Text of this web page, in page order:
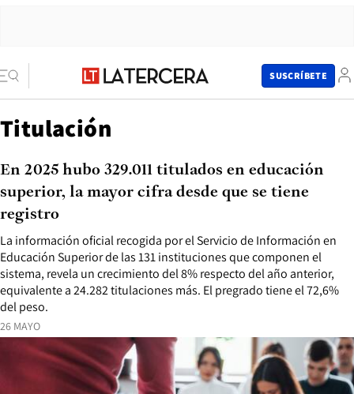
SUSCRÍBETE
Titulación
26 MAYO
La información oficial recogida por el Servicio de Información en
Educación Superior de las 131 instituciones que componen el
sistema, revela un crecimiento del 8% respecto del año anterior,
equivalente a 24.282 titulaciones más. El pregrado tiene el 72,6%
del peso.
En 2025 hubo 329.011 titulados en educación
superior, la mayor cifra desde que se tiene
registro